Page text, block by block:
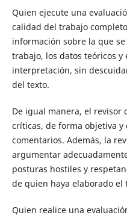
Quien ejecute una
calidad del trabajo
información sobre la que
trabajo, los datos teóricos y
interpretación, sin
del texto.
De igual manera, el revisor
críticas, de forma objetiva y
comentarios. Además, la
argumentar
posturas hostiles y
de quien haya elaborado el
Quien realice una